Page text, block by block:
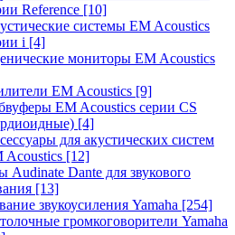
Reference [10]
системы EM Acoustics
i [4]
мониторы EM Acoustics
EM Acoustics [9]
EM Acoustics серии CS
[4]
для акустических систем
Acoustics [12]
Audinate Dante для звукового
[13]
звукоусиления Yamaha [254]
громкоговорители Yamaha